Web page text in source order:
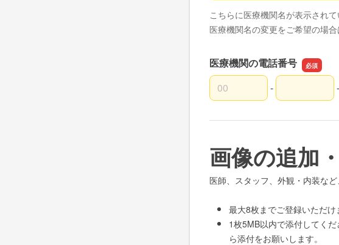
こちらに医療機関名が表示され
医療機関名の変更をご希望の場
医療機関の電話番号
医療機関の電話番号の市外局
-
医療機関の電話番号の市内局 -
医療機関の電話番号の加入者
画像の追加
医師、スタッフ、外観・内装など、
最大8枚までご登録いただけ
1枚5MB以内で添付してく
ら添付をお願いします。